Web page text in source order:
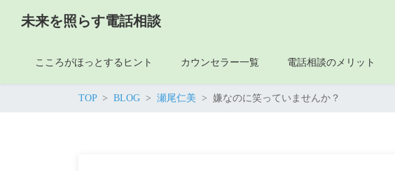
未来を照らす電話相談
こころがほっとするヒント カウンセラー一覧 電話相談のメリット
TOP BLOG 瀬尾仁美 嫌なのに笑っていませんか？